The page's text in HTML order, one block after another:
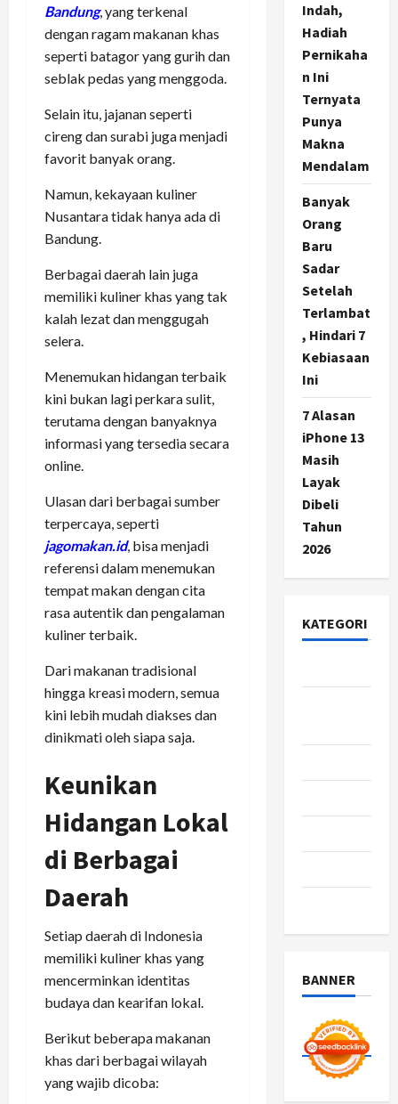
Bandung, yang terkenal
dengan ragam makanan khas
seperti batagor yang gurih dan
seblak pedas yang menggoda.
Selain itu, jajanan seperti
cireng dan surabi juga menjadi
favorit banyak orang.
Namun, kekayaan kuliner
Nusantara tidak hanya ada di
Bandung.
Berbagai daerah lain juga
memiliki kuliner khas yang tak
kalah lezat dan menggugah
selera.
Menemukan hidangan terbaik
kini bukan lagi perkara sulit,
terutama dengan banyaknya
informasi yang tersedia secara
online.
Ulasan dari berbagai sumber
terpercaya, seperti
jagomakan.id, bisa menjadi
referensi dalam menemukan
tempat makan dengan cita
rasa autentik dan pengalaman
kuliner terbaik.
Dari makanan tradisional
hingga kreasi modern, semua
kini lebih mudah diakses dan
dinikmati oleh siapa saja.
Keunikan
Hidangan Lokal
di Berbagai
Daerah
Setiap daerah di Indonesia
memiliki kuliner khas yang
mencerminkan identitas
budaya dan kearifan lokal.
Berikut beberapa makanan
khas dari berbagai wilayah
yang wajib dicoba:
Indah,
Hadiah
Pernikaha
n Ini
Ternyata
Punya
Makna
Mendalam
Banyak
Orang
Baru
Sadar
Setelah
Terlambat
, Hindari 7
Kebiasaan
Ini
7 Alasan
iPhone 13
Masih
Layak
Dibeli
Tahun
2026
KATEGORI
BANNER